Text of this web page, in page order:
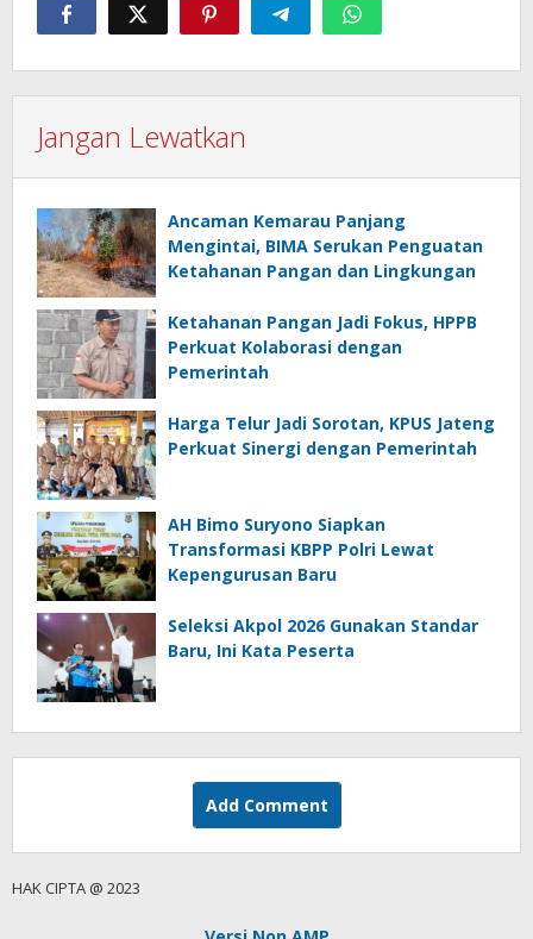
Jangan Lewatkan
Ancaman Kemarau Panjang
Mengintai, BIMA Serukan Penguatan
Ketahanan Pangan dan Lingkungan
Ketahanan Pangan Jadi Fokus, HPPB
Perkuat Kolaborasi dengan
Pemerintah
Harga Telur Jadi Sorotan, KPUS Jateng
Perkuat Sinergi dengan Pemerintah
AH Bimo Suryono Siapkan
Transformasi KBPP Polri Lewat
Kepengurusan Baru
Seleksi Akpol 2026 Gunakan Standar
Baru, Ini Kata Peserta
Add Comment
HAK CIPTA @ 2023